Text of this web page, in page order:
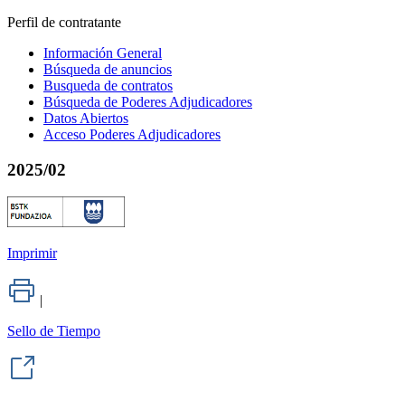
Perfil de contratante
Información General
Búsqueda de anuncios
Busqueda de contratos
Búsqueda de Poderes Adjudicadores
Datos Abiertos
Acceso Poderes Adjudicadores
2025/02
Imprimir
|
Sello de Tiempo